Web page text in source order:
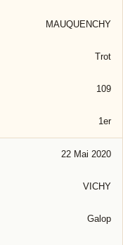
MAUQUENCHY
Trot
109
1er
22 Mai 2020
VICHY
Galop